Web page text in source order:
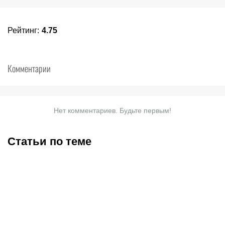
Рейтинг: 4.75
Комментарии
Нет комментариев. Будьте первым!
Статьи по теме